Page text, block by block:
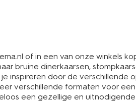
of in een van onze winkels
bruine dinerkaarsen,
inspireren door de verschillende
verschillende formaten voor
een gezellige en uitnodigende